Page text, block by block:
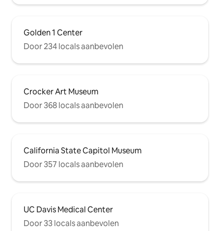
Golden 1 Center
Door 234 locals aanbevolen
Crocker Art Museum
Door 368 locals aanbevolen
California State Capitol Museum
Door 357 locals aanbevolen
UC Davis Medical Center
Door 33 locals aanbevolen